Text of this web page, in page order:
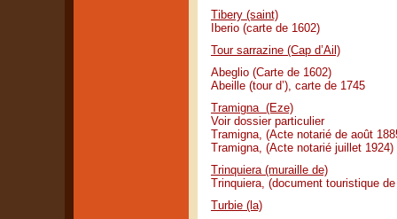
Tibery (saint)
Iberio (carte de 1602)
Tour sarrazine (Cap d’Ail)
Abeglio (Carte de 1602)
Abeille (tour d’), carte de 1745
Tramigna (Eze)
Voir dossier particulier
Tramigna, (Acte notarié de août
Tramigna, (Acte notarié juillet 1924)
Trinquiera (muraille de)
Trinquiera, (document touristique
Turbie (la)